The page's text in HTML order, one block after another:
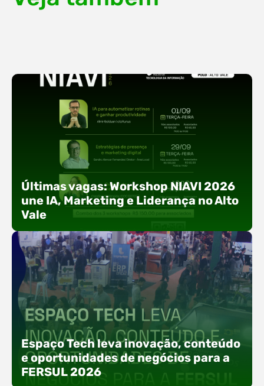
Últimas vagas: Workshop NIAVI 2026
une IA, Marketing e Liderança no Alto
Vale
Com o objetivo de impulsionar a produtividade, a
presença digital e a gestão nas empresas do
Alto Vale, o Núcleo de Tecnologia da Informação
(NIAVI), Polo ACATE-ACIRS, realiza a edição
2026 do Workshop NIAVI. O evento foi
Espaço Tech leva inovação, conteúdo
e oportunidades de negócios para a
FERSUL 2026